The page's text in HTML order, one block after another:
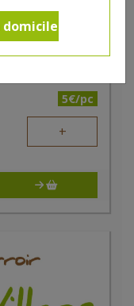
domicile
5€/pc
+